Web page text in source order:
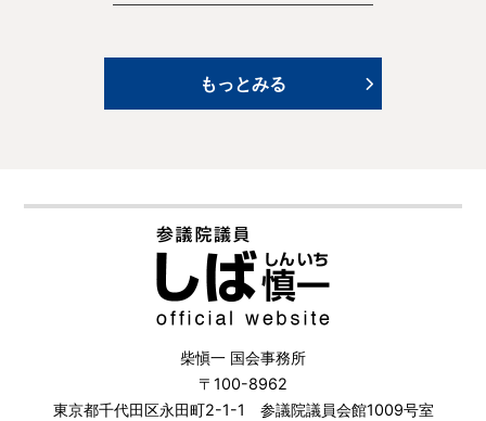
もっとみる
柴愼一 国会事務所
〒100-8962
東京都千代田区永田町2-1-1 参議院議員会館1009号室